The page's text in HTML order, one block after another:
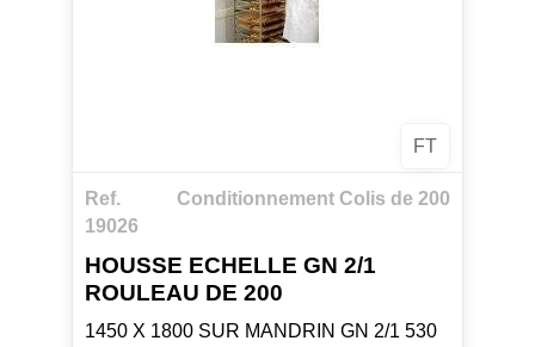
FT
Ref.
19026
Conditionnement Colis de 200
HOUSSE ECHELLE GN 2/1
ROULEAU DE 200
1450 X 1800 SUR MANDRIN GN 2/1 530